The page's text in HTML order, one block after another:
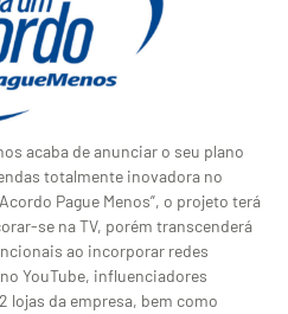
acaba de anunciar o seu plano
totalmente inovadora no
Pague Menos”, o projeto terá
se na TV, porém transcenderá
ao incorporar redes
YouTube, influenciadores
lojas da empresa, bem como